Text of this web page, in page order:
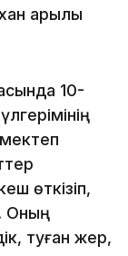
арқылы
10-
мектеп
өткізіп,
Оның
туған жер,